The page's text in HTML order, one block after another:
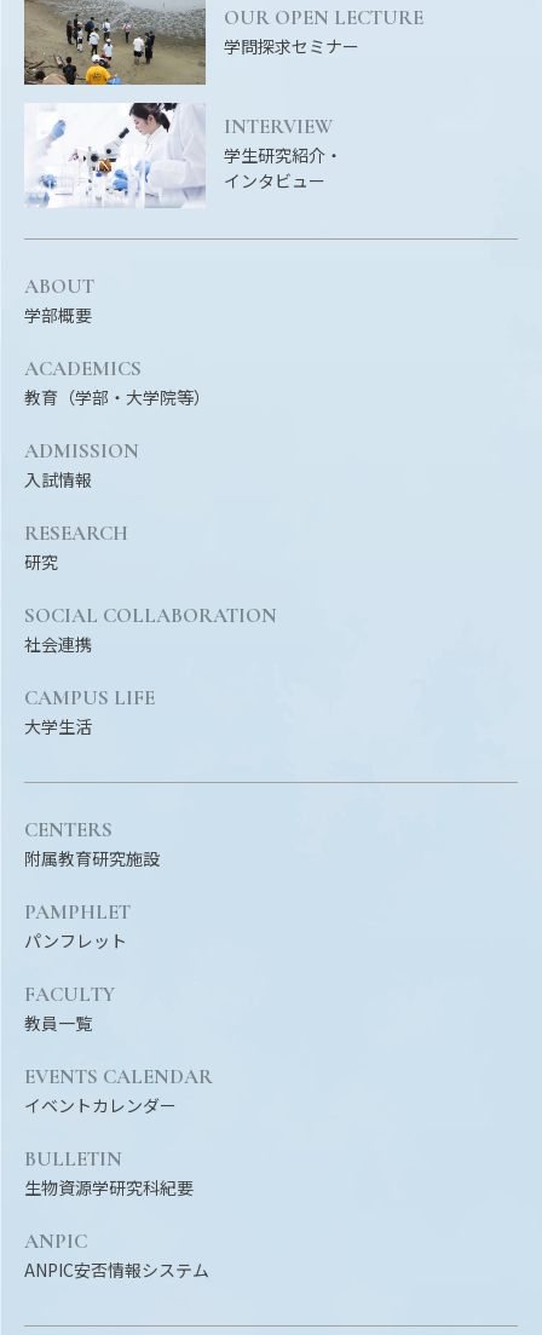
OUR OPEN LECTURE
学問探求セミナー
INTERVIEW
学生研究紹介・
インタビュー
ABOUT
学部概要
ACADEMICS
教育（学部・大学院等）
ADMISSION
入試情報
RESEARCH
研究
SOCIAL COLLABORATION
社会連携
CAMPUS LIFE
大学生活
CENTERS
附属教育研究施設
PAMPHLET
パンフレット
FACULTY
教員一覧
EVENTS CALENDAR
イベントカレンダー
BULLETIN
生物資源学研究科紀要
ANPIC
ANPIC安否情報システム